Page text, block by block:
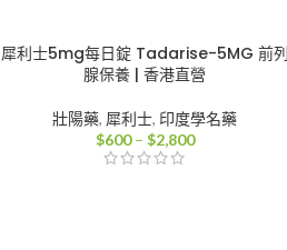
犀利士5mg每日錠 Tadarise-5MG 前列
腺保養 | 香港直營
壯陽藥, 犀利士, 印度學名藥
$600 – $2,800價